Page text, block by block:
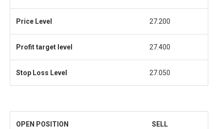
Price Level 27.200
Profit target level 27.400
Stop Loss Level 27.050
OPEN POSITION SELL